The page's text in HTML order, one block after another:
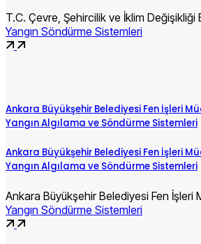
T.C. Çevre, Şehircilik ve İklim Değişikliği
Yangın Söndürme Sistemleri
Ankara Büyükşehir Belediyesi Fen İşleri
Yangın Algılama ve Söndürme Sistemleri
Ankara Büyükşehir Belediyesi Fen İşleri
Yangın Algılama ve Söndürme Sistemleri
Ankara Büyükşehir Belediyesi Fen İşleri
Yangın Söndürme Sistemleri